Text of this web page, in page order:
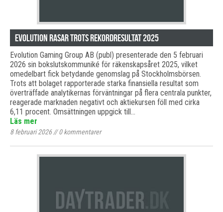
Evolution rasar trots rekordresultat 2025
Evolution Gaming Group AB (publ) presenterade den 5 februari
2026 sin bokslutskommuniké för räkenskapsåret 2025, vilket
omedelbart fick betydande genomslag på Stockholmsbörsen.
Trots att bolaget rapporterade starka finansiella resultat som
överträffade analytikernas förväntningar på flera centrala punkter,
reagerade marknaden negativt och aktiekursen föll med cirka
6,11 procent. Omsättningen uppgick till…
Läs mer
8 februari 2026//0kommentarer